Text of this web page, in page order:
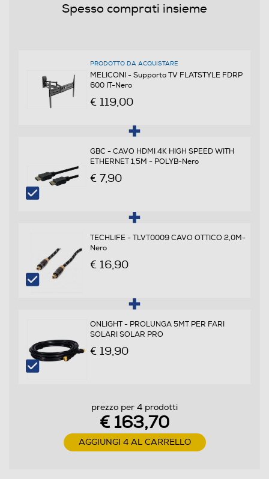
Copertura estetica cavi
Ruote per lo spostamento
Dettagli strutturali
Dimensione min pollici
Dimensione max pollici
82
Attacco VESA orizzontale min - cm
Attacco VESA orizzontale max - cm
Spesso comprati insieme
PRODOTTO DA ACQUISTARE
MELICONI - Supporto TV FLATSTYLE FDRP
600 IT-Nero
€ 119,00
GBC - CAVO HDMI 4K HIGH SPEED WITH
ETHERNET 1,5M - POLYB-Nero
€ 7,90
TECHLIFE - TLVT0009 CAVO OTTICO 2,0M-
Nero
€ 16,90
ONLIGHT - PROLUNGA 5MT PER FARI
SOLARI SOLAR PRO
€ 19,90
prezzo per 4 prodotti
€ 163,70
AGGIUNGI 4 AL CARRELLO